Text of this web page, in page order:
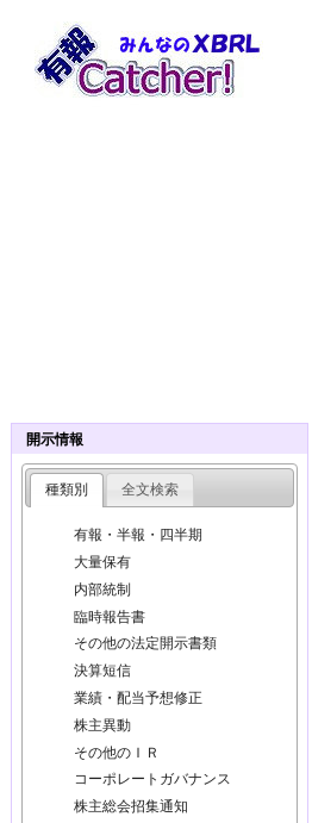
開示情報
種類別 全文検索
有報・半報・四半期
大量保有
内部統制
臨時報告書
その他の法定開示書類
決算短信
業績・配当予想修正
株主異動
その他のＩＲ
コーポレートガバナンス
株主総会招集通知